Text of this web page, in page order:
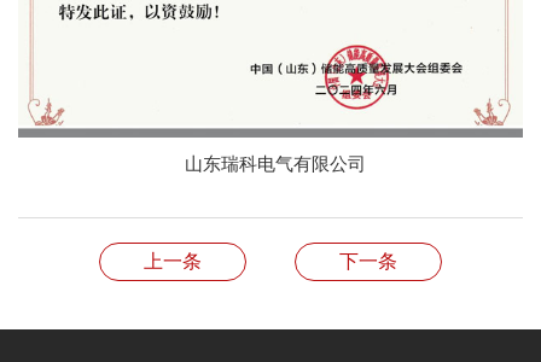
山东瑞科电气有限公司
上一条 下一条